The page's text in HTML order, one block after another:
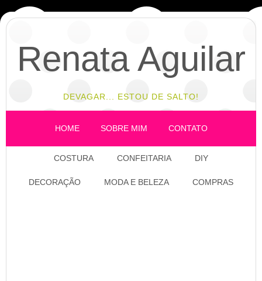
Renata Aguilar
DEVAGAR... ESTOU DE SALTO!
HOME SOBRE MIM CONTATO
COSTURA CONFEITARIA DIY
DECORAÇÃO MODA E BELEZA COMPRAS